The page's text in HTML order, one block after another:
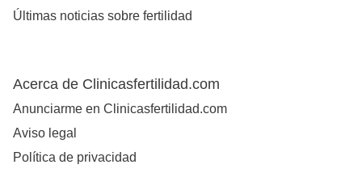
Últimas noticias sobre fertilidad
Acerca de Clinicasfertilidad.com
Anunciarme en Clinicasfertilidad.com
Aviso legal
Política de privacidad